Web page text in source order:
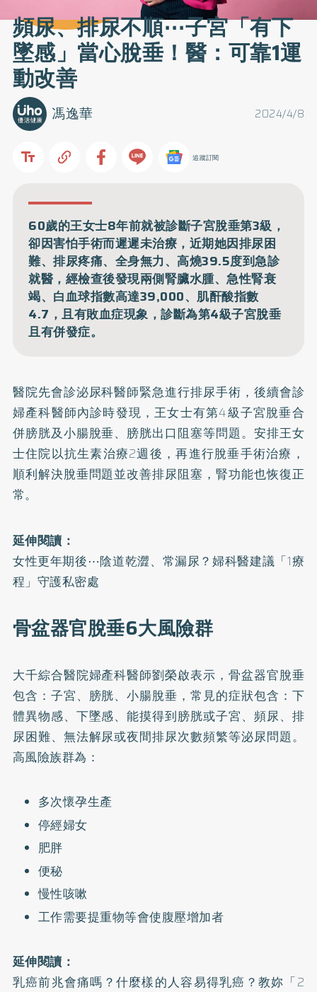
頻尿、排尿不順⋯子宮「有下
墜感」當心脫垂！醫：可靠1運
動改善
2024/4/8
馮逸華
追蹤訂閱
60歲的王女士8年前就被診斷子宮脫垂第3級，
卻因害怕手術而遲遲未治療，近期她因排尿困
難、排尿疼痛、全身無力、高燒39.5度到急診
就醫，經檢查後發現兩側腎臟水腫、急性腎衰
竭、白血球指數高達39,000、肌酐酸指數
4.7，且有敗血症現象，診斷為第4級子宮脫垂
且有併發症。
醫院先會診泌尿科醫師緊急進行排尿手術，後續會診
婦產科醫師內診時發現，王女士有第4級子宮脫垂合
併膀胱及小腸脫垂、膀胱出口阻塞等問題。安排王女
士住院以抗生素治療2週後，再進行脫垂手術治療，
順利解決脫垂問題並改善排尿阻塞，腎功能也恢復正
常。
延伸閱讀：
女性更年期後⋯陰道乾澀、常漏尿？婦科醫建議「1療
程」守護私密處
骨盆器官脫垂6大風險群
大千綜合醫院婦產科醫師劉榮啟表示，骨盆器官脫垂
包含：子宮、膀胱、小腸脫垂，常見的症狀包含：下
體異物感、下墜感、能摸得到膀胱或子宮、頻尿、排
尿困難、無法解尿或夜間排尿次數頻繁等泌尿問題。
高風險族群為：
多次懷孕生產
停經婦女
肥胖
便秘
慢性咳嗽
工作需要提重物等會使腹壓增加者
延伸閱讀：
乳癌前兆會痛嗎？什麼樣的人容易得乳癌？教妳「2